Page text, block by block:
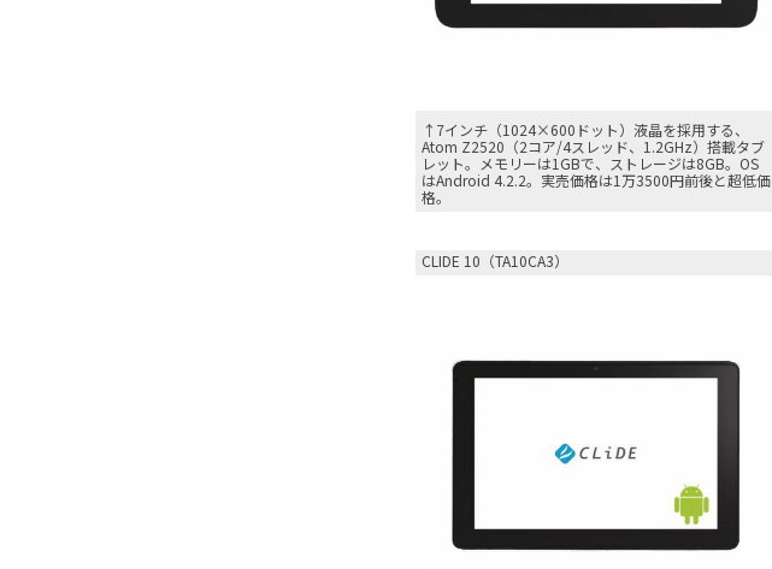
↑7インチ（1024×600ドット）液晶を採用する、
Atom Z2520（2コア/4スレッド、1.2GHz）搭載タブ
レット。メモリーは1GBで、ストレージは8GB。OS
はAndroid 4.2.2。実売価格は1万3500円前後と超低価
格。
CLIDE 10（TA10CA3）